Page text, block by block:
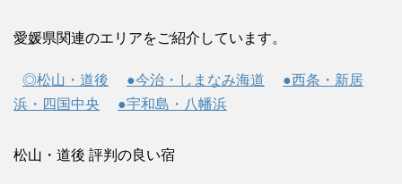
愛媛県関連のエリアをご紹介しています。
◎松山・道後 ●今治・しまなみ海道
●西条・新居
浜・四国中央
●宇和島・八幡浜
松山・道後 評判の良い宿